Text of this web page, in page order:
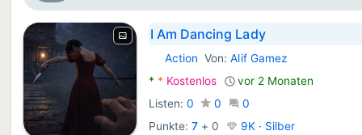
I Am Dancing Lady
Android Spiele:
Action Von:Alif Gamez
* * Kostenlos
vor 2 Monaten
Listen:0 0
0
Punkte:7 + 0 9K · Silber